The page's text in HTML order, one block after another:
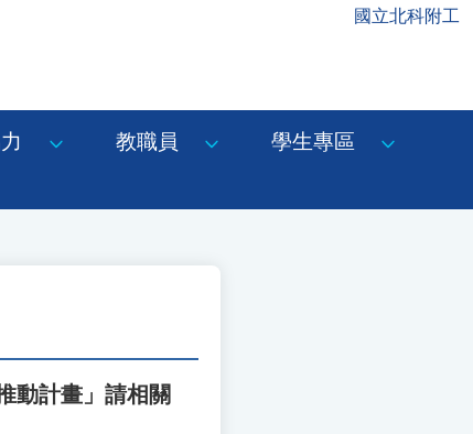
國立北科附工
教職員
學生專區
動計畫」請相關